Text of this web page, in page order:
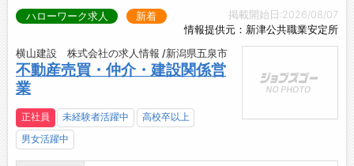
掲載開始日:2026/08/07
情報提供元：新津公共職業安定所
ハローワーク求人 新着
横山建設 株式会社の求人情報 /新潟県五泉市
不動産売買・仲介・建設関係営
業
正社員 未経験者活躍中
高校卒以上
男女活躍中